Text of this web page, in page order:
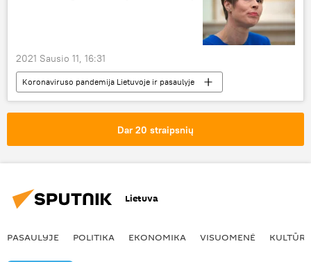
2021 Sausio 11, 16:31
Koronaviruso pandemija Lietuvoje ir pasaulyje
Pasaulyje
Estija
Kersti Kaljulaid
Dar 20 straipsnių
Lietuva
PASAULYJE POLITIKA EKONOMIKA VISUOMENĖ KULTŪRA